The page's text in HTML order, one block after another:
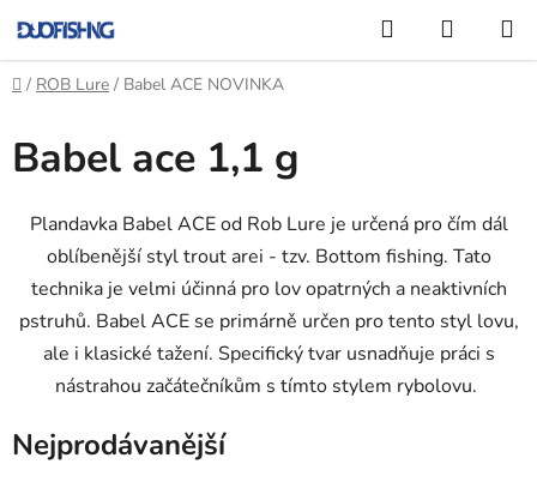
na
obsah
Hledat
KOŠÍK
Domů
/ ROB Lure / Babel ACE NOVINKA
Babel ace 1,1 g
Plandavka Babel ACE od Rob Lure je určená pro čím dál
oblíbenější styl trout arei - tzv. Bottom fishing. Tato
technika je velmi účinná pro lov opatrných a neaktivních
pstruhů. Babel ACE se primárně určen pro tento styl lovu,
ale i klasické tažení. Specifický tvar usnadňuje práci s
nástrahou začátečníkům s tímto stylem rybolovu.
Nejprodávanější